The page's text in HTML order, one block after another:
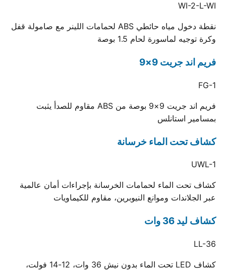
WI-2-L-WI
نقطة دخول مياه حائطي ABS لحمامات اللينر مع صامولة قفل
وكرة توجيه لماسورة لحام 1.5 بوصة
فريم اند جريت 9×9
FG-1
فريم اند جريت 9×9 بوصة من ABS مقاوم للصدأ يثبت
بمسامير استانلس
كشاف تحت الماء خرسانة
UWL-1
كشاف تحت الماء لحمامات الخرسانة بإجراءات أمان عالمية
عبر الجلاندات وموانع النيوبرين، مقاوم للكيماويات
كشاف ليد 36 وات
LL-36
كشاف LED تحت الماء بدون نيش 36 وات، 12-14 فولت،